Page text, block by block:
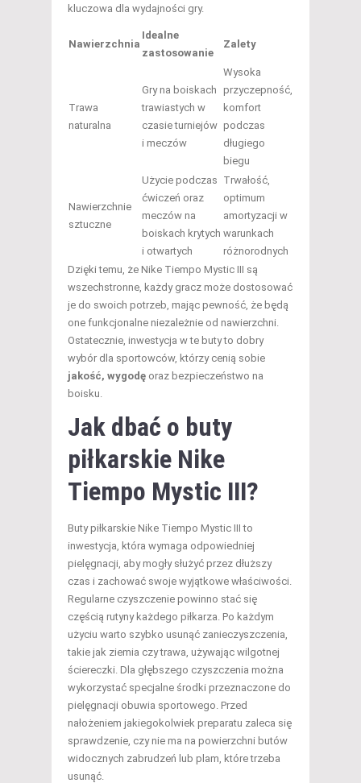
kluczowa dla wydajności gry.
Nawierzchnia
Idealne
zastosowanie
Zalety
Trawa
naturalna
Gry na boiskach
trawiastych w
czasie turniejów
i meczów
Wysoka
przyczepność,
komfort
podczas
długiego
biegu
Nawierzchnie
sztuczne
Użycie podczas
ćwiczeń oraz
meczów na
boiskach krytych
i otwartych
Trwałość,
optimum
amortyzacji w
warunkach
różnorodnych
Dzięki temu, że Nike Tiempo Mystic III są
wszechstronne, każdy gracz może dostosować
je do swoich potrzeb, mając pewność, że będą
one funkcjonalne niezależnie od nawierzchni.
Ostatecznie, inwestycja w te buty to dobry
wybór dla sportowców, którzy cenią sobie
jakość, wygodę oraz bezpieczeństwo na
boisku.
Jak dbać o buty
piłkarskie Nike
Tiempo Mystic III?
Buty piłkarskie Nike Tiempo Mystic III to
inwestycja, która wymaga odpowiedniej
pielęgnacji, aby mogły służyć przez dłuższy
czas i zachować swoje wyjątkowe właściwości.
Regularne czyszczenie powinno stać się
częścią rutyny każdego piłkarza. Po każdym
użyciu warto szybko usunąć zanieczyszczenia,
takie jak ziemia czy trawa, używając wilgotnej
ściereczki. Dla głębszego czyszczenia można
wykorzystać specjalne środki przeznaczone do
pielęgnacji obuwia sportowego. Przed
nałożeniem jakiegokolwiek preparatu zaleca się
sprawdzenie, czy nie ma na powierzchni butów
widocznych zabrudzeń lub plam, które trzeba
usunąć.